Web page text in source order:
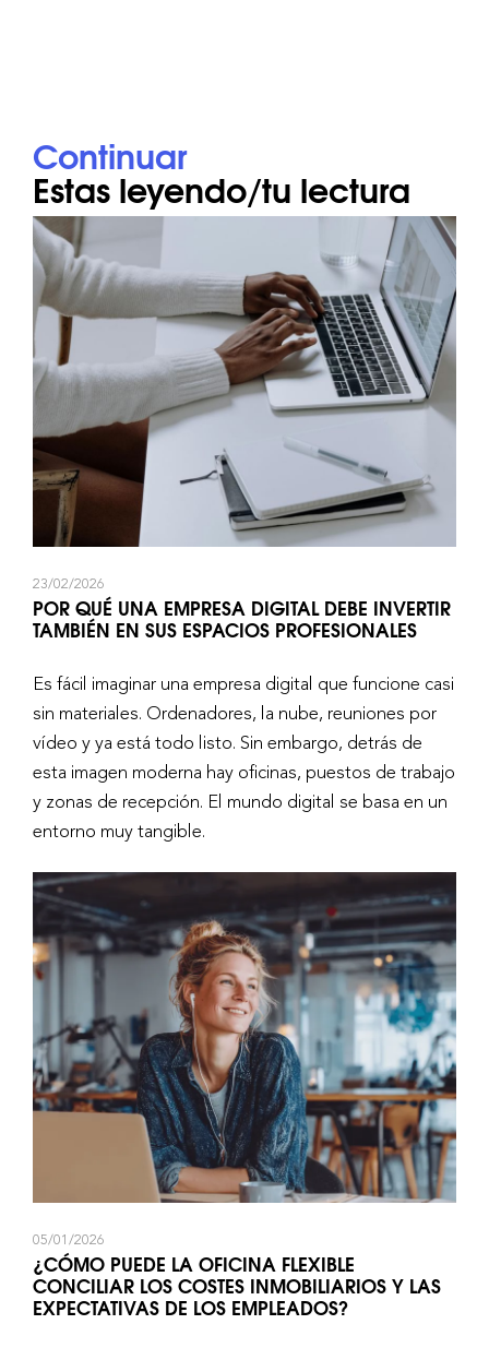
Continuar
Estas leyendo/tu lectura
23/02/2026
POR QUÉ UNA EMPRESA DIGITAL DEBE INVERTIR
TAMBIÉN EN SUS ESPACIOS PROFESIONALES
Es fácil imaginar una empresa digital que funcione casi
sin materiales. Ordenadores, la nube, reuniones por
vídeo y ya está todo listo. Sin embargo, detrás de
esta imagen moderna hay oficinas, puestos de trabajo
y zonas de recepción. El mundo digital se basa en un
entorno muy tangible.
05/01/2026
¿CÓMO PUEDE LA OFICINA FLEXIBLE
CONCILIAR LOS COSTES INMOBILIARIOS Y LAS
EXPECTATIVAS DE LOS EMPLEADOS?